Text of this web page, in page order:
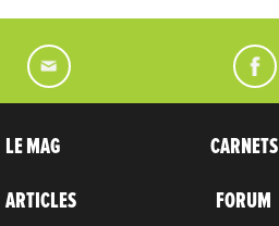
LE MAG
ARTICLES
CARNETS
FORUM